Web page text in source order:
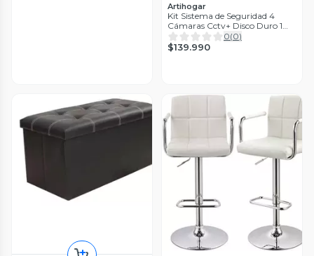
Artihogar
Kit Sistema de Seguridad 4
Cámaras Cctv+ Disco Duro 1
Terabyte Instalado en DVR AHD
0(0)
$139.990